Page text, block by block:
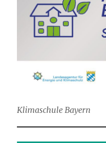
Klimaschule Bayern